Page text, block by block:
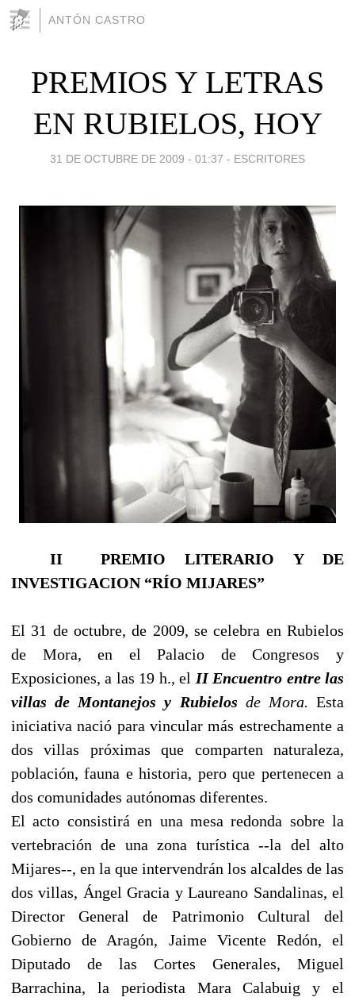
ANTÓN CASTRO
PREMIOS Y LETRAS
EN RUBIELOS, HOY
31 DE OCTUBRE DE 2009 - 01:37 - ESCRITORES
II
PREMIO LITERARIO Y DE
INVESTIGACION “RÍO MIJARES”
El 31 de octubre, de 2009, se celebra en Rubielos
de Mora, en el Palacio de Congresos y
Exposiciones, a las 19 h., el II Encuentro entre las
villas de Montanejos y Rubielos de Mora. Esta
iniciativa nació para vincular más estrechamente a
dos villas próximas que comparten naturaleza,
población, fauna e historia, pero que pertenecen a
dos comunidades autónomas diferentes.
El acto consistirá en una mesa redonda sobre la
vertebración de una zona turística --la del alto
Mijares--, en la que intervendrán los alcaldes de las
dos villas, Ángel Gracia y Laureano Sandalinas, el
Director General de Patrimonio Cultural del
Gobierno de Aragón, Jaime Vicente Redón, el
Diputado de las Cortes Generales, Miguel
Barrachina, la periodista Mara Calabuig y el